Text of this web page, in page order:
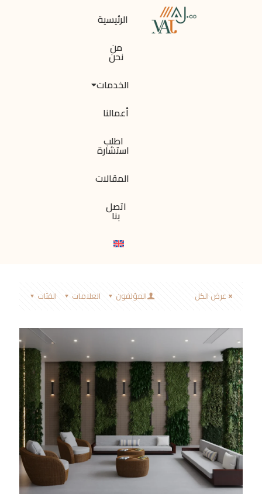
الرئيسية
من
نحن
الخدمات
أعمالنا
اطلب
استشارة
المقالات
اتصل
بنا
الفئات العلامات المؤلفون عرض الكل